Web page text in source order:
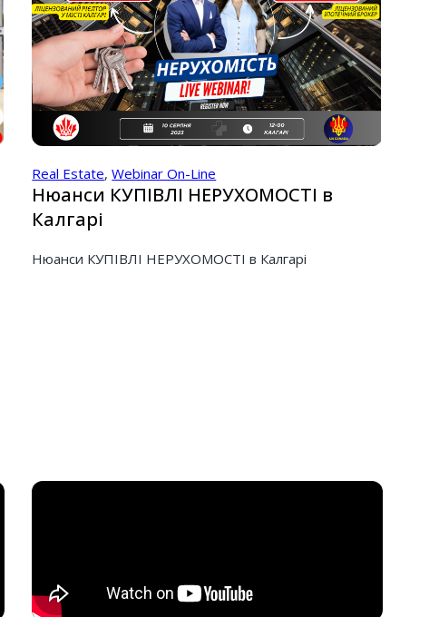
Real Estate,Webinar On-Line
Нюанси КУПІВЛІ НЕРУХОМОСТІ в
Калгарі
Нюанси КУПІВЛІ НЕРУХОМОСТІ в Калгарі